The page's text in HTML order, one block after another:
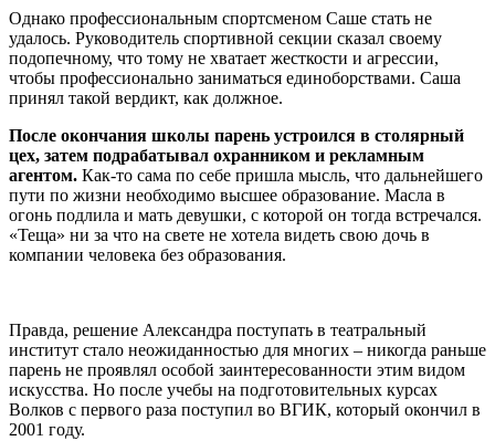
Однако профессиональным спортсменом Саше стать не
удалось. Руководитель спортивной секции сказал своему
подопечному, что тому не хватает жесткости и агрессии,
чтобы профессионально заниматься единоборствами. Саша
принял такой вердикт, как должное.
После окончания школы парень устроился в столярный
цех, затем подрабатывал охранником и рекламным
агентом. Как-то сама по себе пришла мысль, что дальнейшего
пути по жизни необходимо высшее образование. Масла в
огонь подлила и мать девушки, с которой он тогда встречался.
«Теща» ни за что на свете не хотела видеть свою дочь в
компании человека без образования.
Правда, решение Александра поступать в театральный
институт стало неожиданностью для многих – никогда раньше
парень не проявлял особой заинтересованности этим видом
искусства. Но после учебы на подготовительных курсах
Волков с первого раза поступил во ВГИК, который окончил в
2001 году.